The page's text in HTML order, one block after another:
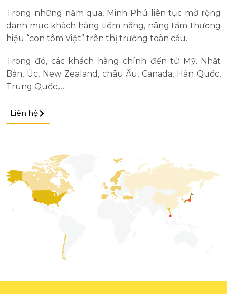
Trong những năm qua, Minh Phú liên tục mở rộng
danh mục khách hàng tiềm năng, nâng tầm thương
hiệu “con tôm Việt” trên thị trường toàn cầu.
Trong đó, các khách hàng chính đến từ Mỹ. Nhật
Bản, Úc, New Zealand, châu Âu, Canada, Hàn Quốc,
Trung Quốc,…
Liên hệ